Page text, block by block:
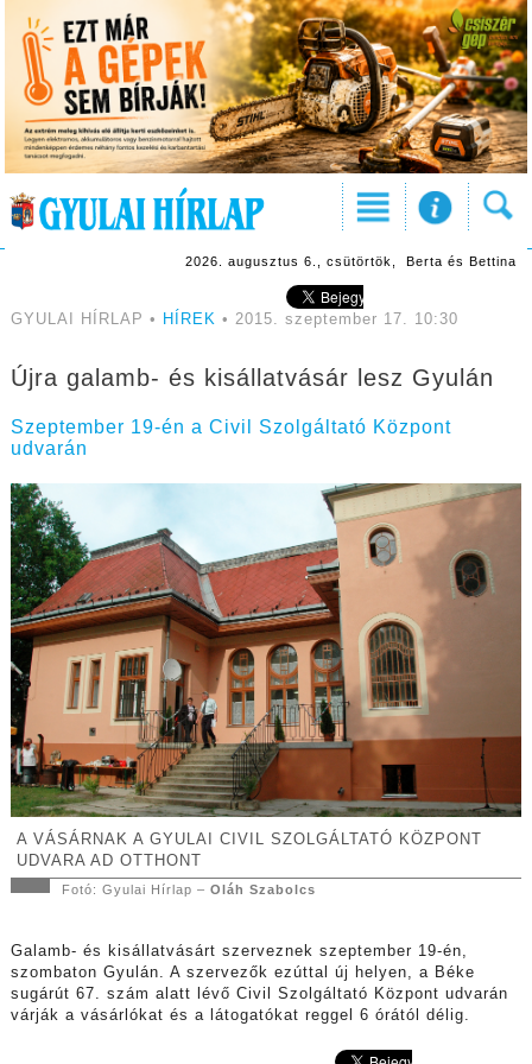
2026. augusztus 6., csütörtök, Berta és Bettina
GYULAI HÍRLAP • HÍREK • 2015. szeptember 17. 10:30
Újra galamb- és kisállatvásár lesz Gyulán
Szeptember 19-én a Civil Szolgáltató Központ
udvarán
A VÁSÁRNAK A GYULAI CIVIL SZOLGÁLTATÓ KÖZPONT
UDVARA AD OTTHONT
Fotó: Gyulai Hírlap – Oláh Szabolcs
Galamb- és kisállatvásárt szerveznek szeptember 19-én,
szombaton Gyulán. A szervezők ezúttal új helyen, a Béke
sugárút 67. szám alatt lévő Civil Szolgáltató Központ udvarán
várják a vásárlókat és a látogatókat reggel 6 órától délig.